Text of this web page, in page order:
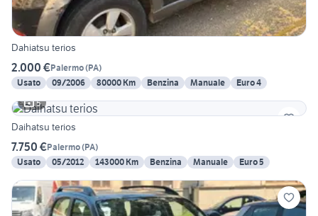
Dahiatsu terios
2.000 €Palermo(PA)
Usato
09/2006 80000 Km Benzina Manuale
Euro 4
5
Daihatsu terios
7.750 €Palermo(PA)
Usato
05/2012 143000 Km Benzina Manuale Euro 5